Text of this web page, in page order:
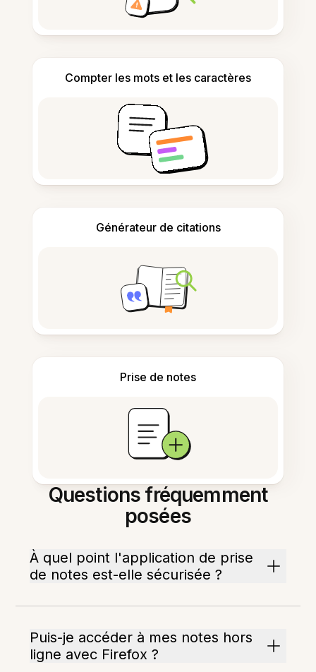
Compter les mots et les caractères
Générateur de citations
Prise de notes
Questions fréquemment
posées
À quel point l'application de prise
de notes est-elle sécurisée ?
Puis-je accéder à mes notes hors
ligne avec Firefox ?